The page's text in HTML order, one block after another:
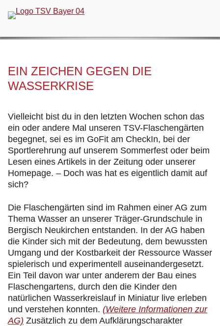
überspringen
EIN ZEICHEN GEGEN DIE
WASSERKRISE
Vielleicht bist du in den letzten Wochen schon das
ein oder andere Mal unseren TSV-Flaschengärten
begegnet, sei es im GoFit am CheckIn, bei der
Sportlerehrung auf unserem Sommerfest oder beim
Lesen eines Artikels in der Zeitung oder unserer
Homepage. – Doch was hat es eigentlich damit auf
sich?
Die Flaschengärten sind im Rahmen einer AG zum
Thema Wasser an unserer Träger-Grundschule in
Bergisch Neukirchen entstanden. In der AG haben
die Kinder sich mit der Bedeutung, dem bewussten
Umgang und der Kostbarkeit der Ressource Wasser
spielerisch und experimentell auseinandergesetzt.
Ein Teil davon war unter anderem der Bau eines
Flaschengartens, durch den die Kinder den
natürlichen Wasserkreislauf in Miniatur live erleben
und verstehen konnten. (Weitere Informationen zur
AG) Zusätzlich zu dem Aufklärungscharakter